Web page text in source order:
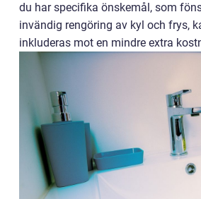
du har specifika önskemål, som
invändig rengöring av kyl och frys,
inkluderas mot en mindre extra